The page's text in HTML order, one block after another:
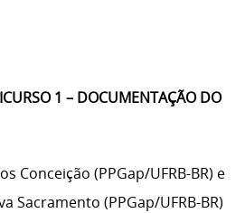
1 – DOCUMENTAÇÃO DO
Conceição (PPGap/UFRB-BR) e
Sacramento (PPGap/UFRB-BR)